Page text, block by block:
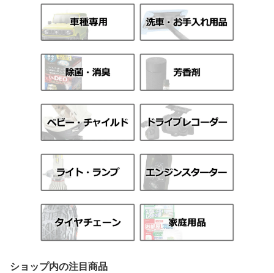
ショップ内の注目商品